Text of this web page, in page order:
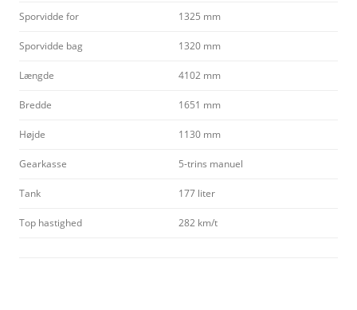
Sporvidde for 1325 mm
Sporvidde bag 1320 mm
Længde 4102 mm
Bredde 1651 mm
Højde 1130 mm
Gearkasse 5-trins manuel
Tank 177 liter
Top hastighed 282 km/t